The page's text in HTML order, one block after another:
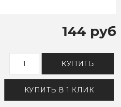
144 руб
КУПИТЬ
КУПИТЬ В 1 КЛИК